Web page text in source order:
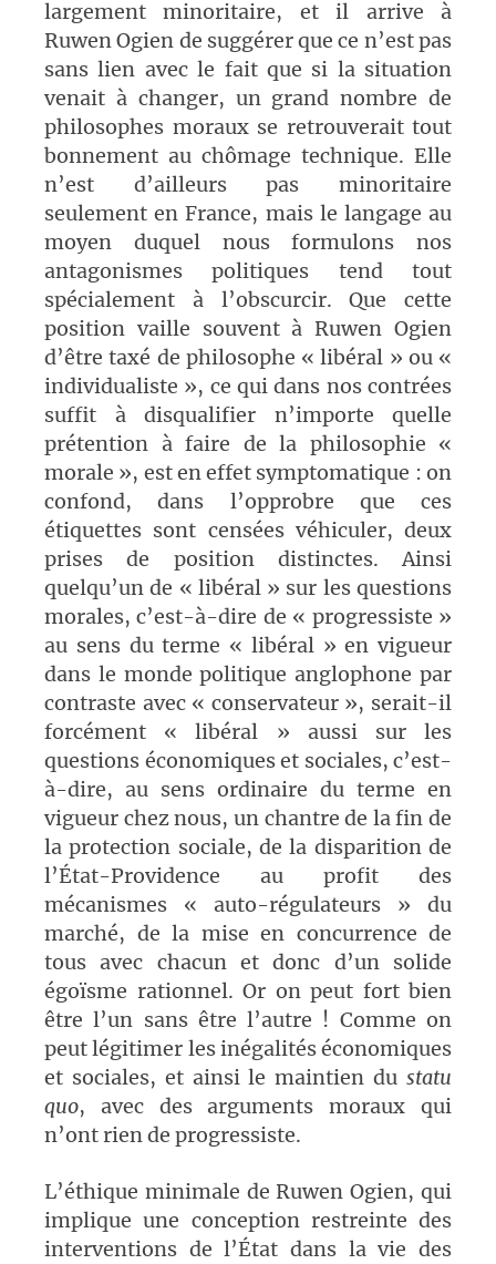
largement minoritaire, et il arrive à
Ruwen Ogien de suggérer que ce n’est pas
sans lien avec le fait que si la situation
venait à changer, un grand nombre de
philosophes moraux se retrouverait tout
bonnement au chômage technique. Elle
n’est d’ailleurs pas minoritaire
seulement en France, mais le langage au
moyen duquel nous formulons nos
antagonismes politiques tend tout
spécialement à l’obscurcir. Que cette
position vaille souvent à Ruwen Ogien
d’être taxé de philosophe « libéral » ou «
individualiste », ce qui dans nos contrées
suffit à disqualifier n’importe quelle
prétention à faire de la philosophie «
morale », est en effet symptomatique : on
confond, dans l’opprobre que ces
étiquettes sont censées véhiculer, deux
prises de position distinctes. Ainsi
quelqu’un de « libéral » sur les questions
morales, c’est-à-dire de « progressiste »
au sens du terme « libéral » en vigueur
dans le monde politique anglophone par
contraste avec « conservateur », serait-il
forcément « libéral » aussi sur les
questions économiques et sociales, c’est-
à-dire, au sens ordinaire du terme en
vigueur chez nous, un chantre de la fin de
la protection sociale, de la disparition de
l’État-Providence au profit des
mécanismes « auto-régulateurs » du
marché, de la mise en concurrence de
tous avec chacun et donc d’un solide
égoïsme rationnel. Or on peut fort bien
être l’un sans être l’autre ! Comme on
peut légitimer les inégalités économiques
et sociales, et ainsi le maintien du statu
quo, avec des arguments moraux qui
n’ont rien de progressiste.
L’éthique minimale de Ruwen Ogien, qui
implique une conception restreinte des
interventions de l’État dans la vie des